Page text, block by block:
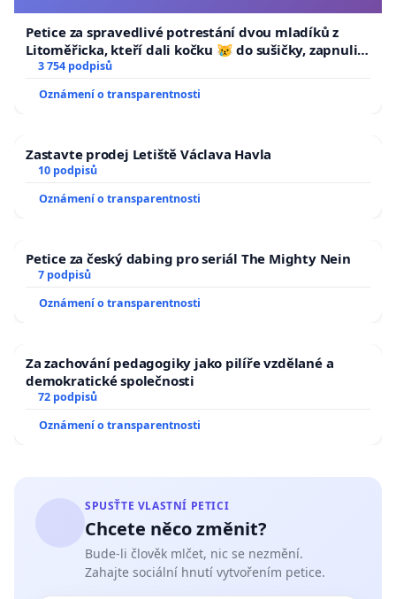
Petice za spravedlivé potrestání dvou mladíků z
Litoměřicka, kteří dali kočku 😿 do sušičky, zapnuli ji
a umírání zvířete natočili.
3 754 podpisů
Oznámení o transparentnosti
Zastavte prodej Letiště Václava Havla
10 podpisů
Oznámení o transparentnosti
Petice za český dabing pro seriál The Mighty Nein
7 podpisů
Oznámení o transparentnosti
Za zachování pedagogiky jako pilíře vzdělané a
demokratické společnosti
72 podpisů
Oznámení o transparentnosti
SPUSŤTE VLASTNÍ PETICI
Chcete něco změnit?
Bude-li člověk mlčet, nic se nezmění.
Zahajte sociální hnutí vytvořením petice.